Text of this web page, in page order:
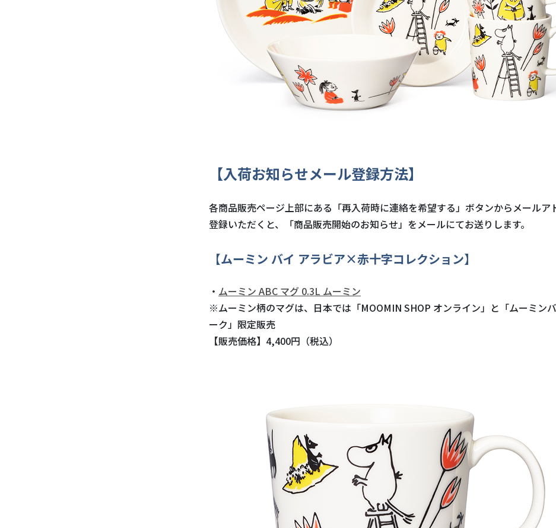
【入荷お知らせメール登録方法】
各商品販売ページ上部にある「再入荷時に連絡を希望する」ボタンからメールア
登録いただくと、「商品販売開始のお知らせ」をメールにてお送りします。
【ムーミン バイ アラビア×赤十字コレクション】
・ ムーミン ABC マグ 0.3L ムーミン
※ムーミン柄のマグは、日本では「MOOMIN SHOP オンライン」と「ムーミン
ーク」限定販売
【販売価格】4,400円（税込）